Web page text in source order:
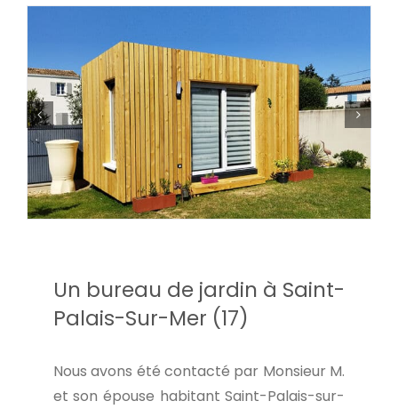
Un bureau de jardin à Saint-
Palais-Sur-Mer (17)
Nous avons été contacté par Monsieur M.
et son épouse habitant Saint-Palais-sur-